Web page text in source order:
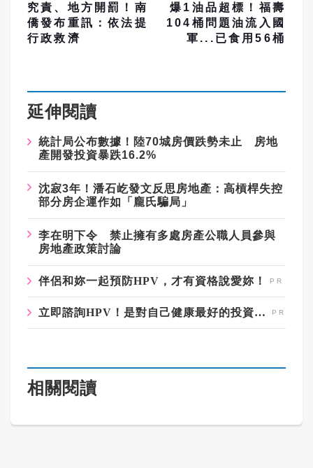
究責、地方開罰！南
僑發布重訊：依法提
行政救濟
爆1油品超標！福壽
104桶問題油流入國
軍...已食用56桶
延伸閱讀
統計局公布數據！陸70城房價跌勢未止 房地
產開發投資暴跌16.2%
沈寂3年！潘石屹發文反思房地產：高槓桿失控
部分房企運作如「龐氏騙局」
李在明下令 禁止擁有多處房產公職人員參與
房地產政策討論
伴侶和妳一起預防HPV，才有資格說愛妳！
立即諮詢HPV！是對自己健康最好的投資，把握現在不嫌晚！
相關閱讀